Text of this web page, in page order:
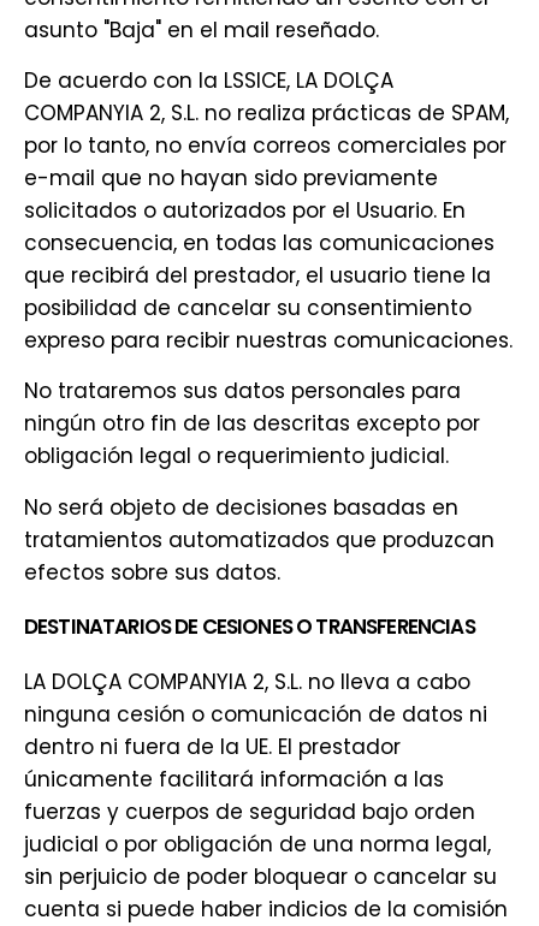
asunto "Baja" en el mail reseñado.
De acuerdo con la LSSICE, LA DOLÇA
COMPANYIA 2, S.L. no realiza prácticas de SPAM,
por lo tanto, no envía correos comerciales por
e-mail que no hayan sido previamente
solicitados o autorizados por el Usuario. En
consecuencia, en todas las comunicaciones
que recibirá del prestador, el usuario tiene la
posibilidad de cancelar su consentimiento
expreso para recibir nuestras comunicaciones.
No trataremos sus datos personales para
ningún otro fin de las descritas excepto por
obligación legal o requerimiento judicial.
No será objeto de decisiones basadas en
tratamientos automatizados que produzcan
efectos sobre sus datos.
DESTINATARIOS DE CESIONES O TRANSFERENCIAS
LA DOLÇA COMPANYIA 2, S.L. no lleva a cabo
ninguna cesión o comunicación de datos ni
dentro ni fuera de la UE. El prestador
únicamente facilitará información a las
fuerzas y cuerpos de seguridad bajo orden
judicial o por obligación de una norma legal,
sin perjuicio de poder bloquear o cancelar su
cuenta si puede haber indicios de la comisión